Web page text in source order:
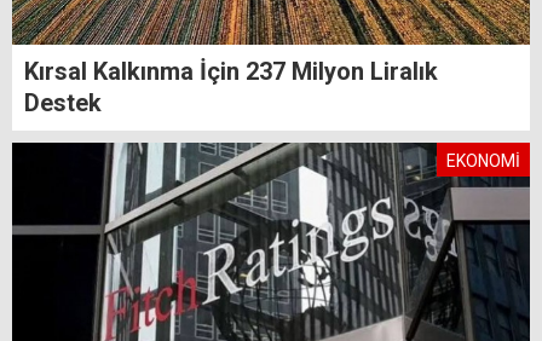
Kırsal Kalkınma İçin 237 Milyon Liralık
Destek
EKONOMİ